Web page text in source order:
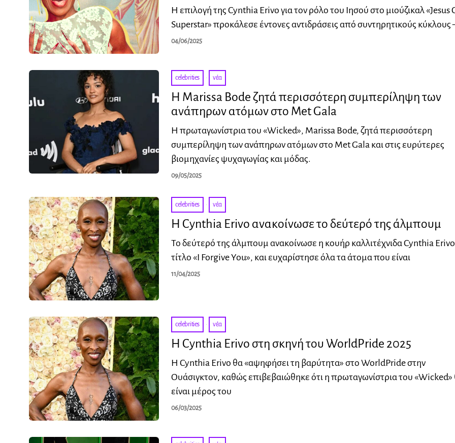
Η επιλογή της Cynthia Erivo για τον ρόλο του Ιησού στο μιούζικαλ «Jesus
Superstar» προκάλεσε έντονες αντιδράσεις από συντηρητικούς
04/06/2025
celebrities · νέα
Η Marissa Bode ζητά περισσότερη συμπερίληψη των
ανάπηρων ατόμων στο Met Gala
Η πρωταγωνίστρια του «Wicked», Marissa Bode, ζητά περισσότερη
συμπερίληψη των ανάπηρων ατόμων στο Met Gala και στις ευρύτερες
βιομηχανίες ψυχαγωγίας και μόδας.
09/05/2025
celebrities · νέα
Η Cynthia Erivo ανακοίνωσε το δεύτερό της άλμπουμ
Το δεύτερό της άλμπουμ ανακοίνωσε η κουήρ καλλιτέχνιδα Cynthia
τίτλο «I Forgive You», και ευχαρίστησε όλα τα άτομα που είναι
11/04/2025
celebrities · νέα
H Cynthia Erivo στη σκηνή του WorldPride 2025
Η Cynthia Erivo θα «αψηφήσει τη βαρύτητα» στο WorldPride στην
Ουάσιγκτον, καθώς επιβεβαιώθηκε ότι η πρωταγωνίστρια του «Wicked»
είναι μέρος του
06/03/2025